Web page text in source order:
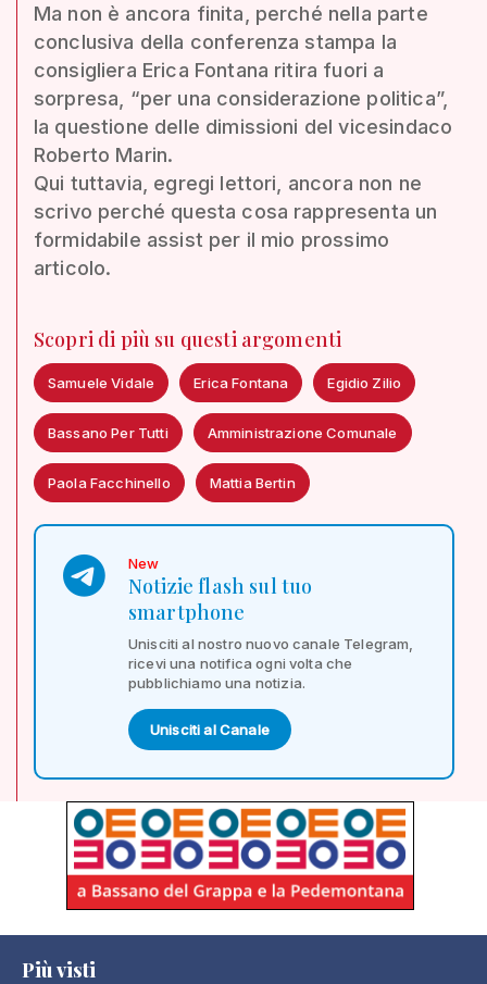
Ma non è ancora finita, perché nella parte
conclusiva della conferenza stampa la
consigliera Erica Fontana ritira fuori a
sorpresa, “per una considerazione politica”,
la questione delle dimissioni del vicesindaco
Roberto Marin.
Qui tuttavia, egregi lettori, ancora non ne
scrivo perché questa cosa rappresenta un
formidabile assist per il mio prossimo
articolo.
Scopri di più su questi argomenti
Samuele Vidale Erica Fontana Egidio Zilio
Bassano Per Tutti Amministrazione Comunale
Paola Facchinello Mattia Bertin
New
Notizie flash sul tuo
smartphone
Unisciti al nostro nuovo canale Telegram,
ricevi una notifica ogni volta che
pubblichiamo una notizia.
Unisciti al Canale
Più visti